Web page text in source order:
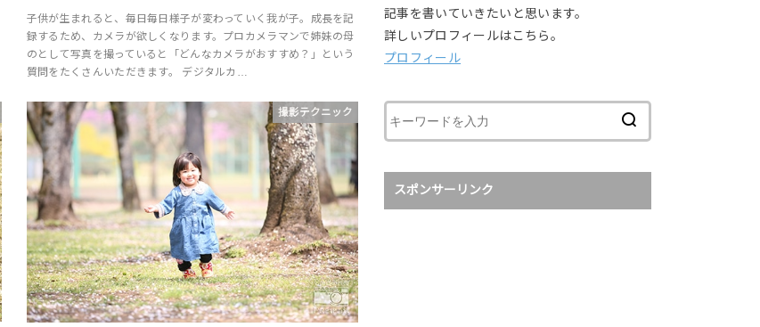
子供が生まれると、毎日毎日様子が変わっていく我が子。成長を記
録するため、カメラが欲しくなります。プロカメラマンで姉妹の母
のとして写真を撮っていると「どんなカメラがおすすめ？」という
質問をたくさんいただきます。 デジタルカ…
撮影テクニック
記事を書いていきたいと思います。
詳しいプロフィールはこちら。
プロフィール
スポンサーリンク